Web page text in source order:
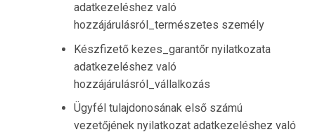
adatkezeléshez való
hozzájárulásról_természetes személy
Készfizető kezes_garantőr nyilatkozata
adatkezeléshez való
hozzájárulásról_vállalkozás
Ügyfél tulajdonosának első számú
vezetőjének nyilatkozat adatkezeléshez való